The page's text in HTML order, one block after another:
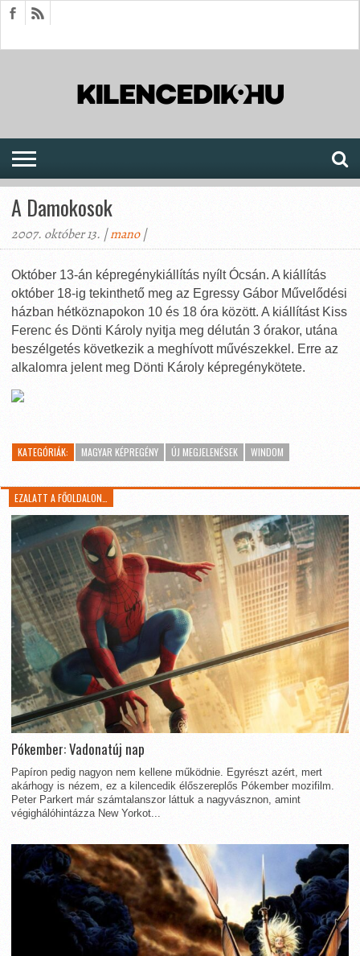
A Damokosok
2007. október 13. |mano|
Október 13-án képregénykiállítás nyílt Ócsán. A kiállítás
október 18-ig tekinthető meg az Egressy Gábor Művelődési
házban hétköznapokon 10 és 18 óra között. A kiállítást Kiss
Ferenc és Dönti Károly nyitja meg délután 3 órakor, utána
beszélgetés következik a meghívott művészekkel. Erre az
alkalomra jelent meg Dönti Károly képregénykötete.
KATEGÓRIÁK: MAGYAR KÉPREGÉNY ÚJ MEGJELENÉSEK WINDOM
EZALATT A FŐOLDALON…
Pókember: Vadonatúj nap
Papíron pedig nagyon nem kellene működnie. Egyrészt azért, mert
akárhogy is nézem, ez a kilencedik élőszereplős Pókember mozifilm.
Peter Parkert már számtalanszor láttuk a nagyvásznon, amint
végighálóhintázza New Yorkot...